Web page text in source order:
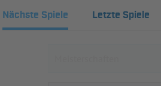
Nächste Spiele Letzte Spiele